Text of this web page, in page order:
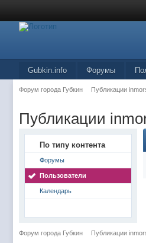
Gubkin.info Форумы
Форум города Губкин Публикации
Публикации
По типу контента
Форумы
Пользователи
Календарь
Форум города Губкин Публикации